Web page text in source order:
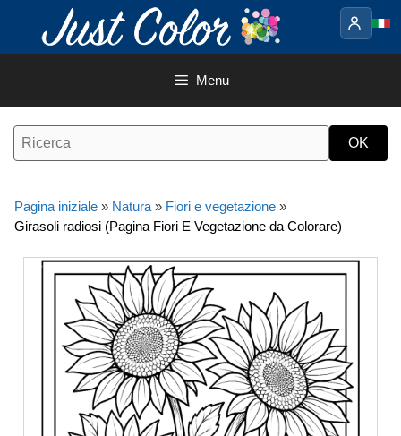
contenuto
Menu
Pagina iniziale » Natura » Fiori e vegetazione »
Girasoli radiosi (Pagina Fiori E Vegetazione da Colorare)